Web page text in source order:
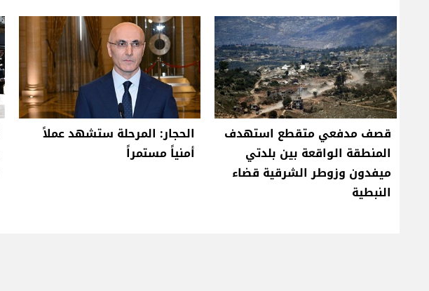
قصف مدفعي متقطع استهدف
المنطقة الواقعة بين بلدتي
ميفدون وزوطر الشرقية قضاء
النبطية
الحجار: المرحلة ستشهد عملاً
أمنياً مستمراً